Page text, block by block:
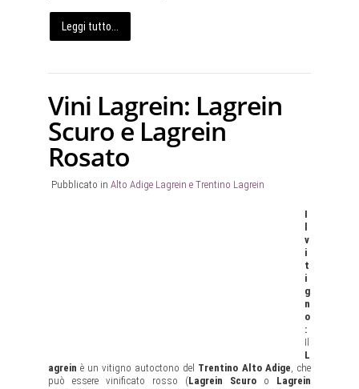
Leggi tutto...
Vini Lagrein: Lagrein
Scuro e Lagrein
Rosato
Pubblicato in Alto Adige Lagrein e Trentino Lagrein
I
v
i
t
i
g
n
o
:
Il
L
agrein è un vitigno autoctono del Trentino Alto Adige, che
può essere vinificato rosso (Lagrein Scuroo Lagrein